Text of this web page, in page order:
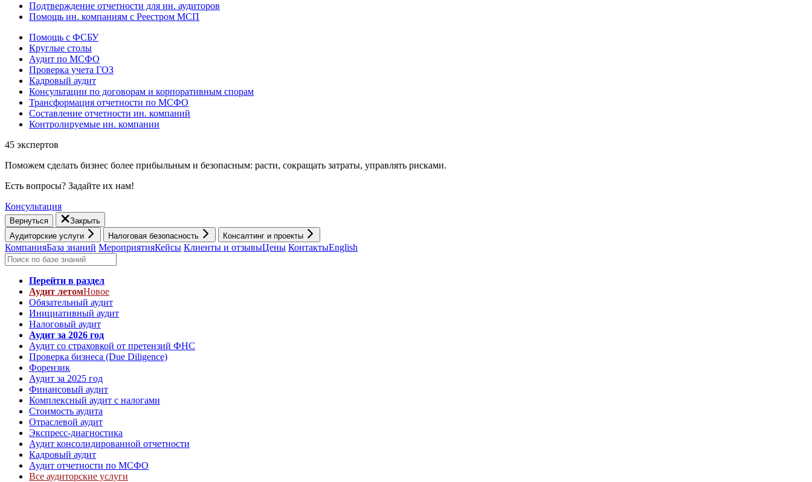
Подтверждение отчетности для ин. аудиторов
Помощь ин. компаниям с Реестром МСП
Помощь с ФСБУ
Круглые столы
Аудит по МСФО
Проверка учета ГОЗ
Кадровый аудит
Консультации по договорам и корпоративным спорам
Трансформация отчетности по МСФО
Составление отчетности ин. компаний
Контролируемые ин. компании
45 экспертов
Поможем сделать бизнес более прибыльным и безопасным: расти, cокращать затраты, управлять рисками.
Есть вопросы? Задайте их нам!
Консультация
Вернуться
Закрыть
Аудиторские услуги
Налоговая безопасность Консалтинг и проекты
КомпанияБаза знаний МероприятияКейсы Клиенты и отзывыЦены КонтактыEnglish
Перейти в раздел
Аудит летомНовое
Обязательный аудит
Инициативный аудит
Налоговый аудит
Аудит за 2026 год
Аудит со страховкой от претензий ФНС
Проверка бизнеса (Due Diligence)
Форензик
Аудит за 2025 год
Финансовый аудит
Комплексный аудит с налогами
Стоимость аудита
Отраслевой аудит
Экспресс-диагностика
Аудит консолидированной отчетности
Кадровый аудит
Аудит отчетности по МСФО
Все аудиторские услуги